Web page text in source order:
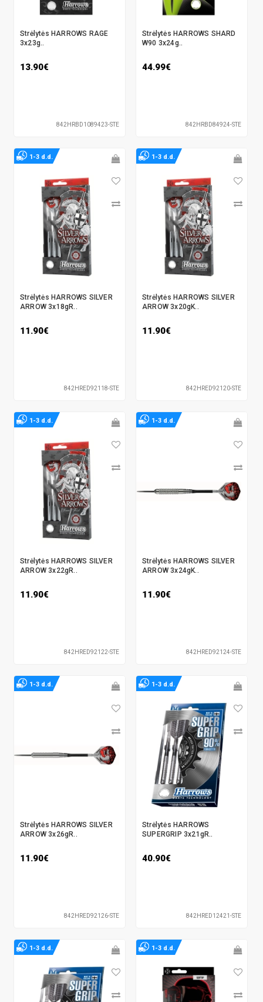
Strėlytės HARROWS RAGE
3x23g..
13.90€
842HRBD1089423-STE
Strėlytės HARROWS SHARD
W90 3x24g..
44.99€
842HRBD84924-STE
Strėlytės HARROWS SILVER
ARROW 3x18gR..
11.90€
842HRED92118-STE
1-3 d.d.
Strėlytės HARROWS SILVER
ARROW 3x20gK..
11.90€
842HRED92120-STE
1-3 d.d.
Strėlytės HARROWS SILVER
ARROW 3x22gR..
11.90€
842HRED92122-STE
1-3 d.d.
Strėlytės HARROWS SILVER
ARROW 3x24gK..
11.90€
842HRED92124-STE
1-3 d.d.
Strėlytės HARROWS SILVER
ARROW 3x26gR..
11.90€
842HRED92126-STE
1-3 d.d.
Strėlytės HARROWS
SUPERGRIP 3x21gR..
40.90€
842HRED12421-STE
1-3 d.d.
1-3 d.d. 1-3 d.d.